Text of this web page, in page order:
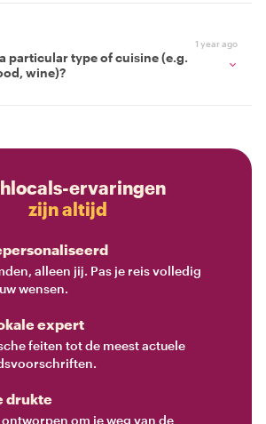
1 year ago
particular type of cuisine (e.g.
wine)?
ervaringen
zijn altijd
alleen jij. Pas je reis volledig
wensen.
expert
feiten tot de meest actuele
drukte
om je weg van de